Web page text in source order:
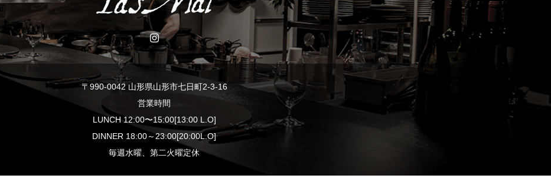
〒990-0042 山形県山形市七日町2-3-16
営業時間
LUNCH 12:00〜15:00[13:00 L.O]
DINNER 18:00～23:00[20:00L.O]
毎週水曜、第二火曜定休